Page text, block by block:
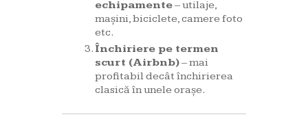
echipamente– utilaje,
mașini, biciclete, camere foto
etc.
Închiriere pe termen
scurt (Airbnb)– mai
profitabil decât închirierea
clasică în unele orașe.